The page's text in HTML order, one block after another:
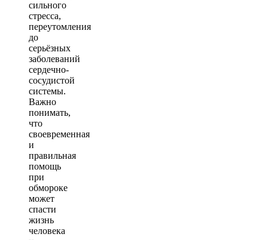
сильного
стресса,
переутомления
до
серьёзных
заболеваний
сердечно-
сосудистой
системы.
Важно
понимать,
что
своевременная
и
правильная
помощь
при
обмороке
может
спасти
жизнь
человека